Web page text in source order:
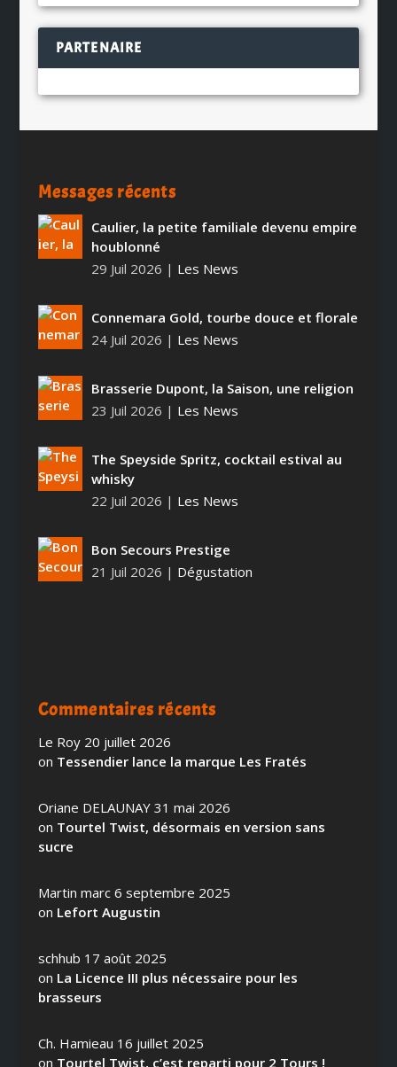
PARTENAIRE
Messages récents
Caulier, la petite familiale devenu empire
houblonné
29 Juil 2026 | Les News
Connemara Gold, tourbe douce et florale
24 Juil 2026 | Les News
Brasserie Dupont, la Saison, une religion
23 Juil 2026 | Les News
The Speyside Spritz, cocktail estival au
whisky
22 Juil 2026 | Les News
Bon Secours Prestige
21 Juil 2026 | Dégustation
Commentaires récents
Le Roy 20 juillet 2026
on Tessendier lance la marque Les Fratés
Oriane DELAUNAY 31 mai 2026
on Tourtel Twist, désormais en version sans
sucre
Martin marc 6 septembre 2025
on Lefort Augustin
schhub 17 août 2025
on La Licence III plus nécessaire pour les
brasseurs
Ch. Hamieau 16 juillet 2025
on Tourtel Twist, c’est reparti pour 2 Tours !